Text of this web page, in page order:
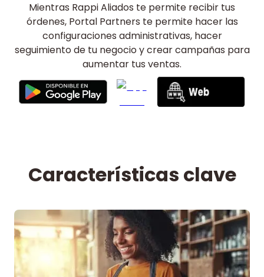
Mientras Rappi Aliados te permite recibir tus
órdenes, Portal Partners te permite hacer las
configuraciones administrativas, hacer
seguimiento de tu negocio y crear campañas para
aumentar tus ventas.
Características clave